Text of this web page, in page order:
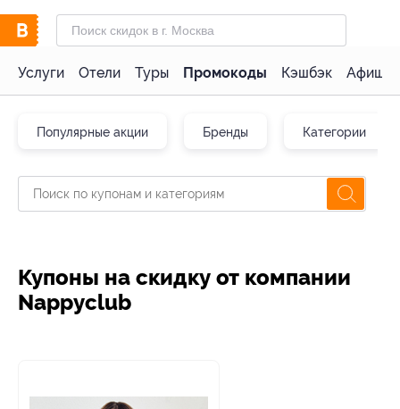
Услуги Отели Туры Промокоды Кэшбэк Афиша
Популярные акции Бренды Категории
Купоны на скидку от компании
Nappyclub